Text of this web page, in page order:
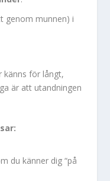
genom munnen) i
känns för långt,
är att utandningen
du känner dig “på